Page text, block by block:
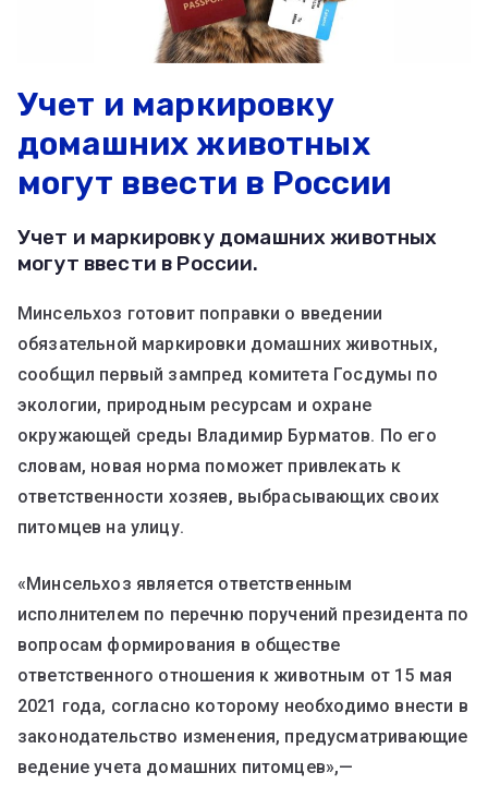
Учет и маркировку
домашних животных
могут ввести в России
Учет и маркировку домашних животных
могут ввести в России.
Минсельхоз готовит поправки о введении
обязательной маркировки домашних животных,
сообщил первый зампред комитета Госдумы по
экологии, природным ресурсам и охране
окружающей среды Владимир Бурматов. По его
словам, новая норма поможет привлекать к
ответственности хозяев, выбрасывающих своих
питомцев на улицу.
«Минсельхоз является ответственным
исполнителем по перечню поручений президента по
вопросам формирования в обществе
ответственного отношения к животным от 15 мая
2021 года, согласно которому необходимо внести в
законодательство изменения, предусматривающие
ведение учета домашних питомцев»,—